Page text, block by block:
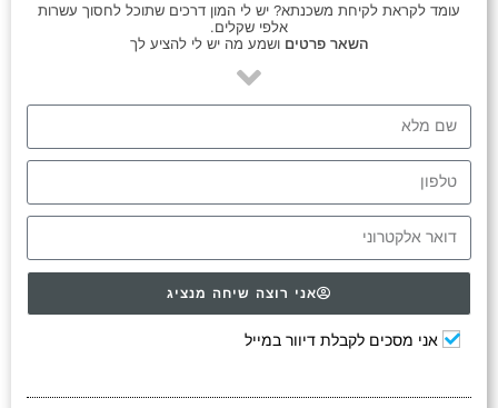
עומד לקראת לקיחת משכנתא? יש לי המון דרכים שתוכל לחסוך עשרות
אלפי שקלים.
השאר פרטים ושמע מה יש לי להציע לך
אני מסכים לקבלת דיוור במייל
אני רוצה שיחה מנציג